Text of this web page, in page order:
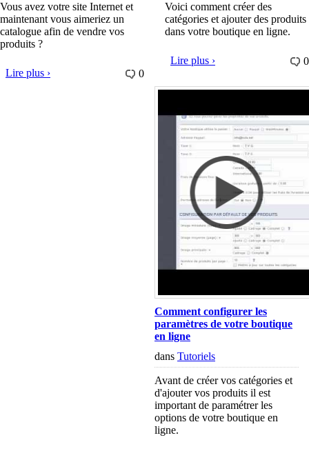
Vous avez votre site Internet et
maintenant vous aimeriez un
catalogue afin de vendre vos
produits ?
0
Lire plus ›
Voici comment créer des
catégories et ajouter des produits
dans votre boutique en ligne.
0
Lire plus ›
Comment configurer les
paramètres de votre boutique
en ligne
dans Tutoriels
Avant de créer vos catégories et
d'ajouter vos produits il est
important de paramétrer les
options de votre boutique en
ligne.